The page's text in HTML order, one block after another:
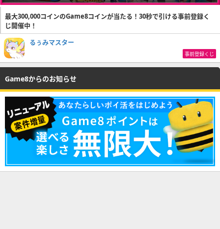
最大300,000コインのGame8コインが当たる！30秒で引ける事前登録く
じ開催中！
るぅみマスター
事前登録くじ
Game8からのお知らせ